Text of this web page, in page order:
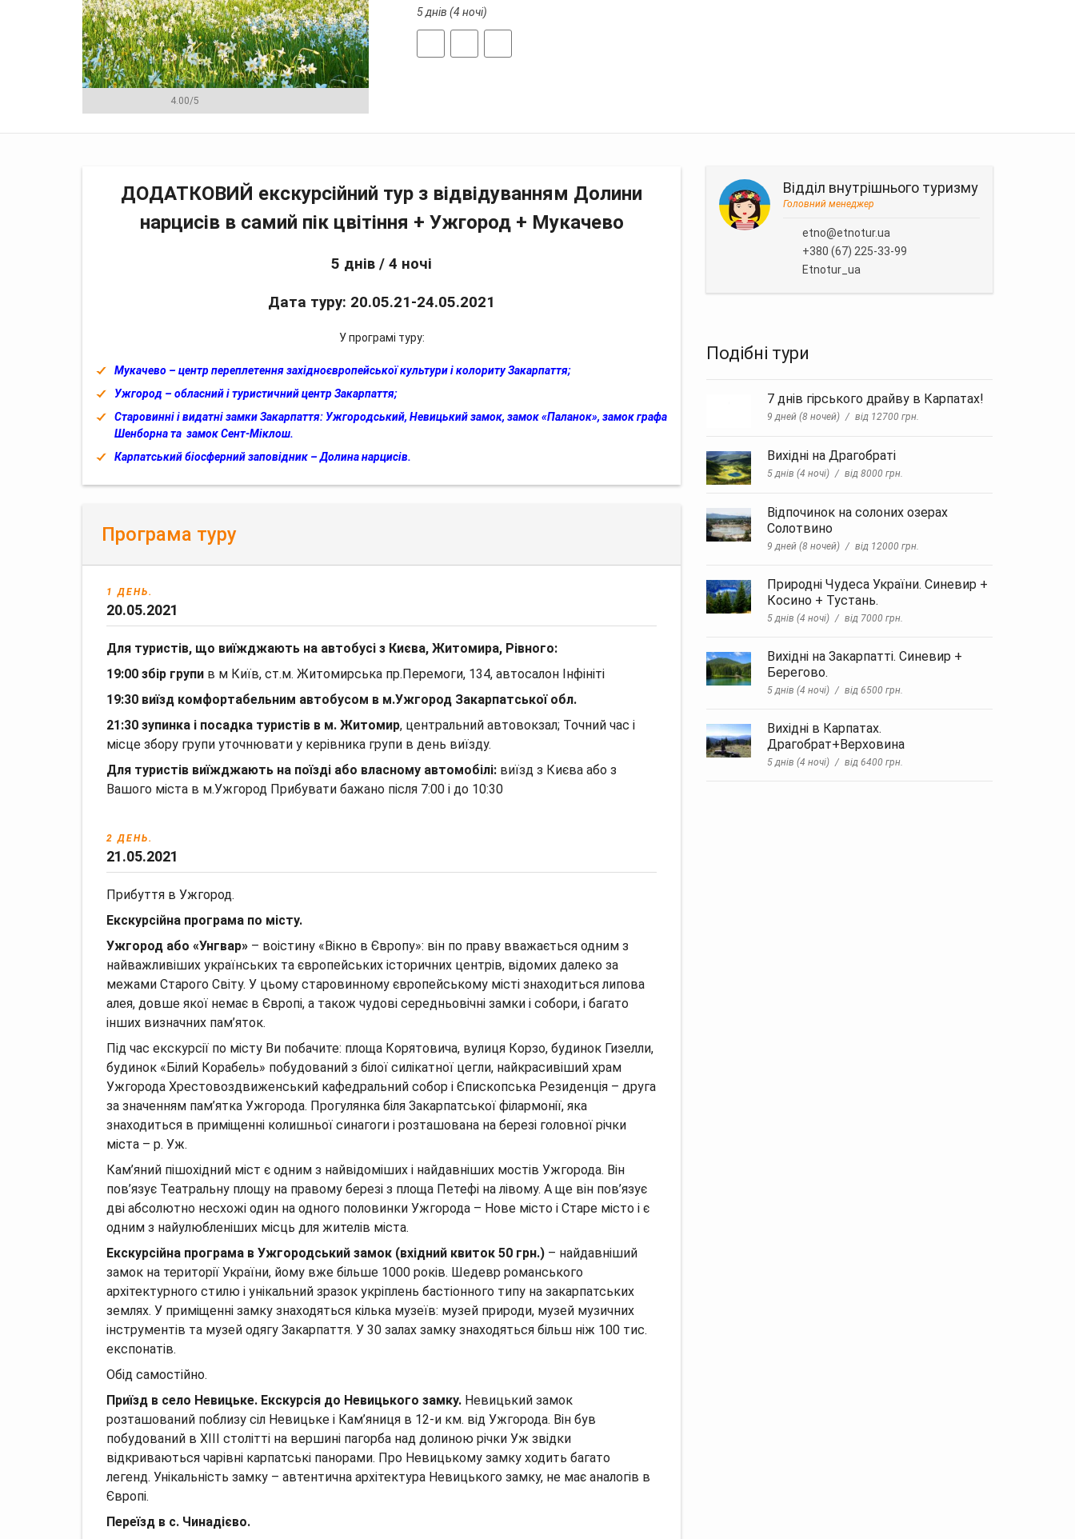
4.00/5
5 днів (4 ночі)
ДОДАТКОВИЙ екскурсійний тур з відвідуванням Долини
нарцисів в самий пік цвітіння + Ужгород + Мукачево
5 днів / 4 ночі
Дата туру: 20.05.21-24.05.2021
У програмі туру:
Мукачево – центр переплетення західноєвропейської культури і колориту Закарпаття;
Ужгород – обласний і туристичний центр Закарпаття;
Старовинні і видатні замки Закарпаття: Ужгородський, Невицький замок, замок «Паланок», замок графа
Шенборна та замок Сент-Міклош.
Карпатський біосферний заповідник – Долина нарцисів.
Програма туру
1 ДЕНЬ.
20.05.2021
Для туристів, що виїжджають на автобусі з Києва, Житомира, Рівного:
19:00 збір групи в м Київ, ст.м. Житомирська пр.Перемоги, 134, автосалон Інфініті
19:30 виїзд комфортабельним автобусом в м.Ужгород Закарпатської обл.
21:30 зупинка і посадка туристів в м. Житомир, центральний автовокзал; Точний час і
місце збору групи уточнювати у керівника групи в день виїзду.
Для туристів виїжджають на поїзді або власному автомобілі: виїзд з Києва або з
Вашого міста в м.Ужгород Прибувати бажано після 7:00 і до 10:30
2 ДЕНЬ.
21.05.2021
Прибуття в Ужгород.
Екскурсійна програма по місту.
Ужгород або «Унгвар» – воістину «Вікно в Європу»: він по праву вважається одним з
найважливіших українських та європейських історичних центрів, відомих далеко за
межами Старого Світу. У цьому старовинному європейському місті знаходиться липова
алея, довше якої немає в Європі, а також чудові середньовічні замки і собори, і багато
інших визначних пам’яток.
Під час екскурсії по місту Ви побачите: площа Корятовича, вулиця Корзо, будинок Гизелли,
будинок «Білий Корабель» побудований з білої силікатної цегли, найкрасивіший храм
Ужгорода Хрестовоздвиженський кафедральний собор і Єпископська Резиденція – друга
за значенням пам’ятка Ужгорода. Прогулянка біля Закарпатської філармонії, яка
знаходиться в приміщенні колишньої синагоги і розташована на березі головної річки
міста – р. Уж.
Кам’яний пішохідний міст є одним з найвідоміших і найдавніших мостів Ужгорода. Він
пов’язує Театральну площу на правому березі з площа Петефі на лівому. А ще він пов’язує
дві абсолютно несхожі один на одного половинки Ужгорода – Нове місто і Старе місто і є
одним з найулюбленіших місць для жителів міста.
Екскурсійна програма в Ужгородський замок (вхідний квиток 50 грн.) – найдавніший
замок на території України, йому вже більше 1000 років. Шедевр романського
архітектурного стилю і унікальний зразок укріплень бастіонного типу на закарпатських
землях. У приміщенні замку знаходяться кілька музеїв: музей природи, музей музичних
інструментів та музей одягу Закарпаття. У 30 залах замку знаходяться більш ніж 100 тис.
експонатів.
Обід самостійно.
Приїзд в село Невицьке. Екскурсія до Невицького замку. Невицький замок
розташований поблизу сіл Невицьке і Кам’яниця в 12-и км. від Ужгорода. Він був
побудований в XIII столітті на вершині пагорба над долиною річки Уж звідки
відкриваються чарівні карпатські панорами. Про Невицькому замку ходить багато
легенд. Унікальність замку – автентична архітектура Невицького замку, не має аналогів в
Європі.
Переїзд в с. Чинадієво.
Відділ внутрішнього туризму
Головний менеджер
etno@etnotur.ua
+380 (67) 225-33-99
Etnotur_ua
Подібні тури
7 днів гірського драйву в Карпатах!
9 дней (8 ночей) від 12700 грн.
Вихідні на Драгобраті
5 днів (4 ночі) від 8000 грн.
Відпочинок на солоних озерах
Солотвино
9 дней (8 ночей) від 12000 грн.
Природні Чудеса України. Синевир +
Косино + Тустань.
5 днів (4 ночі) від 7000 грн.
Вихідні на Закарпатті. Синевир +
Берегово.
5 днів (4 ночі) від 6500 грн.
Вихідні в Карпатах.
Драгобрат+Верховина
5 днів (4 ночі) від 6400 грн.